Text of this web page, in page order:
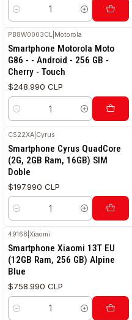
Cantidad
PB8W0003CL Motorola
Smartphone Motorola Moto
G86 - - Android - 256 GB -
Cherry - Touch
$248.990 CLP
Cantidad
CS22XA Cyrus
Smartphone Cyrus QuadCore
(2G, 2GB Ram, 16GB) SIM
Doble
$197.990 CLP
Cantidad
49168 |Xiaomi
Smartphone Xiaomi 13T EU
(12GB Ram, 256 GB) Alpine
Blue
$758.990 CLP
Cantidad